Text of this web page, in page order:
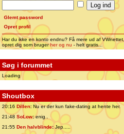
Glemt password
Opret profil
Har du ikke en konto endnu? Få mere ud af VWnettet,
opret dig som brugerher og nu - helt gratis...
Søg i forummet
Loading
Shoutbox
20:16 Dillen: Nu er der kun fake-dating at hente her.
21:48 SoLow:enig..
21:55 Den halvblinde:Jep.....